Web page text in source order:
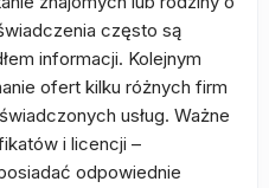
często są
informacji. Kolejnym
ofert kilku różnych firm
usług. Ważne
i licencji –
odpowiednie